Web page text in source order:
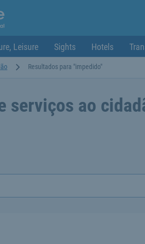
Leisure Sights Hotels
Resultados para "impedido"
serviços ao